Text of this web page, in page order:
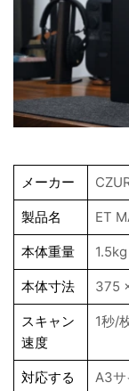
メーカー
製品名 ET
本体重量 1.5kg
本体寸法 375
スキャン
速度
1秒/
対応する
A3